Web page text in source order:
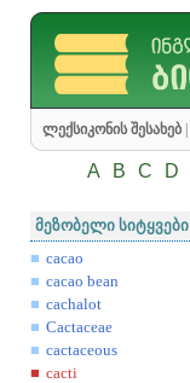
ლექსიკონის შესახებ
A B C D
მეზობელი სიტყვები
cacao
cacao bean
cachalot
Cactaceae
cactaceous
cacti